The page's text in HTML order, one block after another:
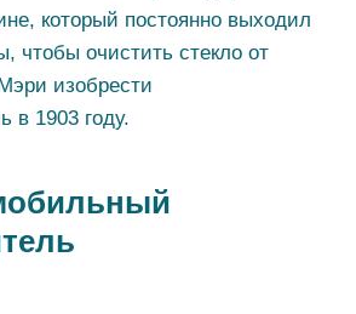
который постоянно выходил
чтобы очистить стекло от
изобрести
в 1903 году.